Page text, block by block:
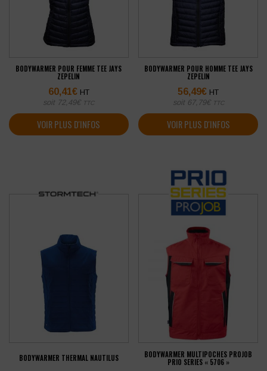
BODYWARMER POUR FEMME TEE JAYS
ZEPELIN
60,41€ HT
soit 72,49€ TTC
VOIR PLUS D'INFOS
BODYWARMER POUR HOMME TEE JAYS
ZEPELIN
56,49€ HT
soit 67,79€ TTC
VOIR PLUS D'INFOS
BODYWARMER THERMAL NAUTILUS
BODYWARMER MULTIPOCHES PROJOB
PRIO SERIES « 5706 »